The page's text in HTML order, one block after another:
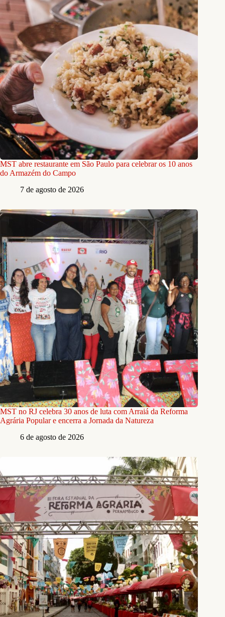
MST abre restaurante em São Paulo para celebrar os 10 anos
do Armazém do Campo
7 de agosto de 2026
MST no RJ celebra 30 anos de luta com Arraiá da Reforma
Agrária Popular e encerra a Jornada da Natureza
6 de agosto de 2026